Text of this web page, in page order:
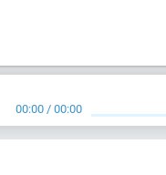
00:00 /00:00